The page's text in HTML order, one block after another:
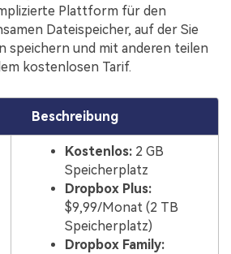
Plattform für den
Dateispeicher, auf der Sie
speichern und mit anderen teilen
kostenlosen Tarif.
Beschreibung
Kostenlos:2 GB
Speicherplatz
Dropbox Plus:
$9,99/Monat (2 TB
Speicherplatz)
Dropbox Family: